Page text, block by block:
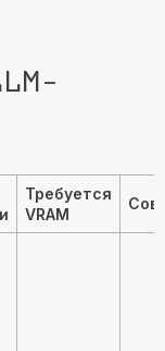
Требуется
VRAM